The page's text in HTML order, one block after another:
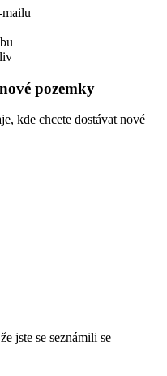
pozemky
kde chcete dostávat nové
jste se seznámili se